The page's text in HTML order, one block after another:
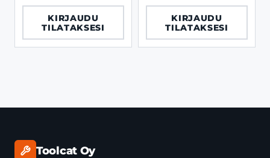
KIRJAUDU
TILATAKSESI
KIRJAUDU
TILATAKSESI
Toolcat Oy